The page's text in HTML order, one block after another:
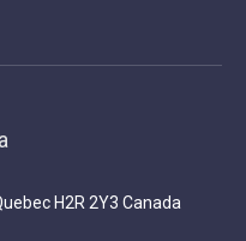
H2R 2Y3 Canada